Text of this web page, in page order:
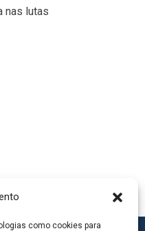
como cookies para
nas lutas